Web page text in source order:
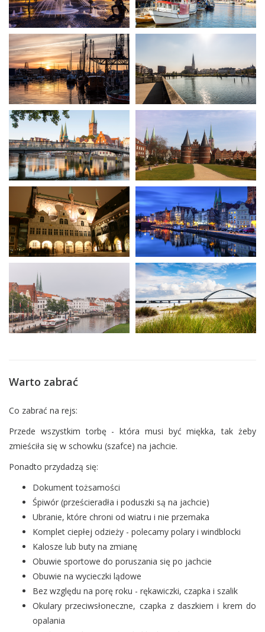
Warto zabrać
Co zabrać na rejs:
Przede wszystkim torbę - która musi być miękka, tak żeby
zmieściła się w schowku (szafce) na jachcie.
Ponadto przydadzą się:
Dokument tożsamości
Śpiwór (prześcieradła i poduszki są na jachcie)
Ubranie, które chroni od wiatru i nie przemaka
Komplet ciepłej odzieży - polecamy polary i windblocki
Kalosze lub buty na zmianę
Obuwie sportowe do poruszania się po jachcie
Obuwie na wycieczki lądowe
Bez względu na porę roku - rękawiczki, czapka i szalik
Okulary przeciwsłoneczne, czapka z daszkiem i krem do
opalania